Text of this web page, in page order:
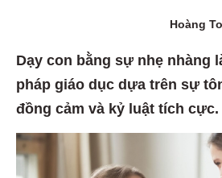
Hoàng
Dạy con bằng sự nhẹ nhàng
pháp giáo dục dựa trên sự
đồng cảm và kỷ luật tích cực.